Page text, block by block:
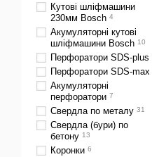
Кутові шліфмашини
230мм Bosch 4
Акумуляторні кутові
шліфмашини Bosch 10
Перфоратори SDS-plus
Перфоратори SDS-max
Акумуляторні
перфоратори 7
Свердла по металу 31
Свердла (бури) по
бетону 13
Коронки 6